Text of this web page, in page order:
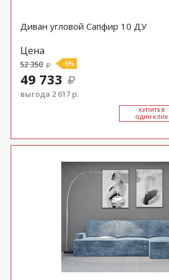
Диван угловой Сапфир 10 ДУ
Цена
52 350 -5%
49 733
выгода 2 617 р.
КУ­ПИТЬ В
ОДИН КЛИК